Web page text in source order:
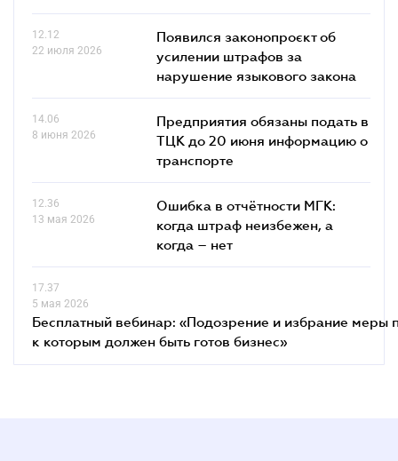
12.12
22 июля 2026
Появился законопроєкт об
усилении штрафов за
нарушение языкового закона
14.06
8 июня 2026
Предприятия обязаны подать в
ТЦК до 20 июня информацию о
транспорте
12.36
13 мая 2026
Ошибка в отчётности МГК:
когда штраф неизбежен, а
когда – нет
17.37
5 мая 2026
Бесплатный вебинар: «Подозрение и избрание меры
к которым должен быть готов бизнес»